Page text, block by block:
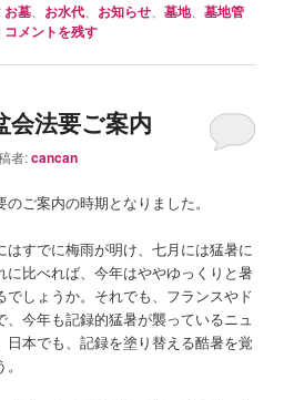
お墓 お水代 お知らせ 、墓地、墓地管
コメントを残す
法要ご案内
者:cancan
ご案内の時期となりました。
すでに梅雨が明け、七月には猛暑に
に比べれば、今年はややゆっくりと暑
でしょうか。それでも、フランスやド
、今年も記録的猛暑が襲っているニュ
日本でも、記録を塗り替える酷暑を覚